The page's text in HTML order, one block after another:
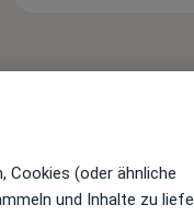
Cookies (oder ähnliche
und Inhalte zu